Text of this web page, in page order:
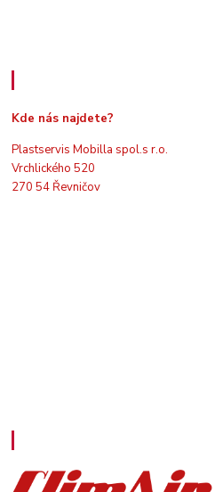
Kde nás najdete?
Plastservis Mobilla spol.s r.o.
Vrchlického 520
270 54 Řevničov